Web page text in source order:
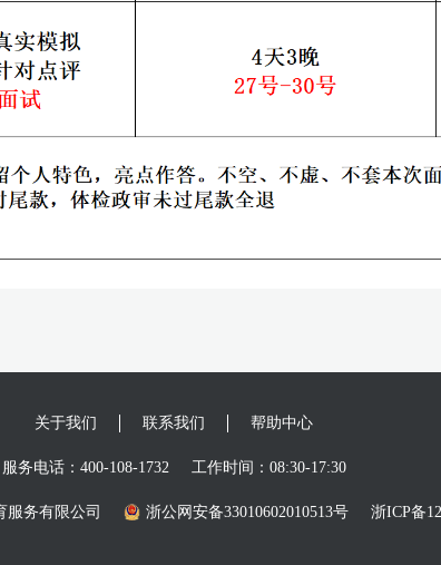
关于我们 联系我们 帮助中心
服务电话：400-108-1732 工作时间：08:30-17:30
服务有限公司 浙公网安备33010602010513号 浙ICP备